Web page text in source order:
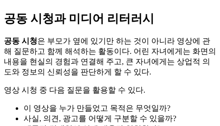
공동 시청과 미디어 리터러시
공동 시청은 부모가 옆에 있기만 하는 것이 아니라 영상에 관
해 질문하고 함께 해석하는 활동이다. 어린 자녀에게는 화면의
내용을 현실의 경험과 연결해 주고, 큰 자녀에게는 상업적 의
도와 정보의 신뢰성을 판단하게 할 수 있다.
영상 시청 중 다음 질문을 활용할 수 있다.
이 영상을 누가 만들었고 목적은 무엇일까?
사실, 의견, 광고를 어떻게 구분할 수 있을까?